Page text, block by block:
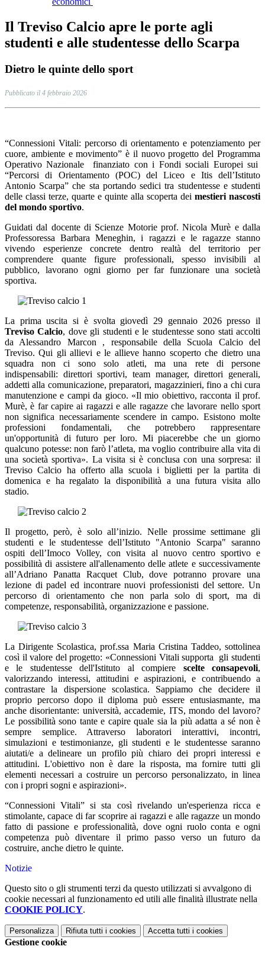
Il Treviso Calcio apre le porte agli
studenti e alle studentesse dello Scarpa
Dietro le quinte dello sport
Pubblicato il 4 febbraio 2026
“Connessioni Vitali: percorso di orientamento e potenziamento per
cuore, ambiente e movimento” è il nuovo progetto del Programma
Operativo Nazionale finanziato con i Fondi sociali Europei sui
“Percorsi di Orientamento (POC) del Liceo e Itis dell’Istituto
Antonio Scarpa” che sta portando sedici tra studentesse e studenti
delle classi terze, quarte e quinte alla scoperta dei mestieri nascosti
del mondo sportivo.
Guidati dal docente di Scienze Motorie prof. Nicola Murè e dalla
Professoressa Barbara Meneghin, i ragazzi e le ragazze stanno
vivendo esperienze concrete dentro realtà del territorio per
comprendere quante figure professionali, spesso invisibili al
pubblico, lavorano ogni giorno per far funzionare una società
sportiva.
La prima uscita si è svolta giovedì 29 gennaio 2026 presso il
Treviso Calcio, dove gli studenti e le studentesse sono stati accolti
da Alessandro Marcon , responsabile della Scuola Calcio del
Treviso. Qui gli allievi e le allieve hanno scoperto che dietro una
squadra non ci sono solo atleti, ma una rete di persone
indispensabili: direttori sportivi, team manager, direttori generali,
addetti alla comunicazione, preparatori, magazzinieri, fino a chi cura
manutenzione e campi da gioco. «Il mio obiettivo, racconta il prof.
Murè, è far capire ai ragazzi e alle ragazze che lavorare nello sport
non significa necessariamente scendere in campo. Esistono molte
professioni fondamentali, che potrebbero rappresentare
un'opportunità di futuro per loro. Mi piacerebbe che un giorno
qualcuno potesse: non farò l’atleta, ma voglio contribuire alla vita di
una società sportiva». La visita si è conclusa con una sorpresa: il
Treviso Calcio ha offerto alla scuola i biglietti per la partita di
domenica e ha regalato la disponibilità a una futura visita allo
stadio.
Il progetto, però, è solo all’inizio. Nelle prossime settimane gli
studenti e le studentesse dell’Istituto "Antonio Scarpa" saranno
ospiti dell’Imoco Volley, con visita al nuovo centro sportivo e
possibilità di assistere all'allenamento delle atlete e successivamente
all’Adriano Panatta Racquet Club, dove potranno provare una
lezione di padel ed incontrare nuovi professionisti del settore. Un
percorso di orientamento che non parla solo di sport, ma di
competenze, responsabilità, organizzazione e passione.
La Dirigente Scolastica, prof.ssa Maria Cristina Taddeo, sottolinea
così il valore del progetto: «Connessioni Vitali supporta gli studenti
e le studentesse dell'Istituto al compiere scelte consapevoli,
valorizzando interessi, attitudini e aspirazioni, e contribuendo a
contrastare la dispersione scolastica. Sappiamo che decidere il
proprio percorso dopo il diploma può essere entusiasmante, ma
anche disorientante: università, accademie, ITS, mondo del lavoro?
Le possibilità sono tante e capire quale sia la più adatta a sé non è
sempre semplice. Attraverso laboratori interattivi, incontri,
simulazioni e testimonianze, gli studenti e le studentesse saranno
aiutati/e a delineare un profilo più chiaro dei propri interessi e
attitudini. L'obiettivo non è dare la risposta, ma fornire tutti gli
elementi necessari a costruire un percorso personalizzato, in linea
con i propri sogni e aspirazioni».
“Connessioni Vitali” si sta così rivelando un'esperienza ricca e
stimolante, capace di far scoprire ai ragazzi e alle ragazze un mondo
fatto di passione e professionalità, dove ogni ruolo conta e ogni
competenza può diventare il primo passo verso un futuro da
costruire, anche dietro le quinte.
Notizie
Questo sito o gli strumenti terzi da questo utilizzati si avvalgono di
cookie necessari al funzionamento ed utili alle finalità illustrate nella
COOKIE POLICY.
Personalizza Rifiuta tutti i cookies Accetta tutti i cookies
Gestione cookie